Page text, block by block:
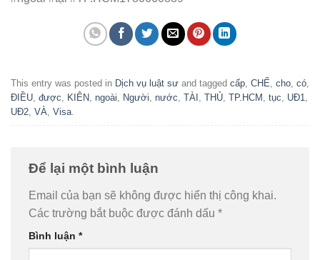
This entry was posted in Dịch vụ luật sư and tagged cấp, CHẾ, cho, có,
ĐIỀU, được, KIÊN, ngoài, Người, nước, TÀI , THỦ, TP.HCM , tục, UĐ1,
UĐ2, VÀ, Visa.
Để lại một bình luận
Email của bạn sẽ không được hiển thị công khai.
Các trường bắt buộc được đánh dấu *
Bình luận *